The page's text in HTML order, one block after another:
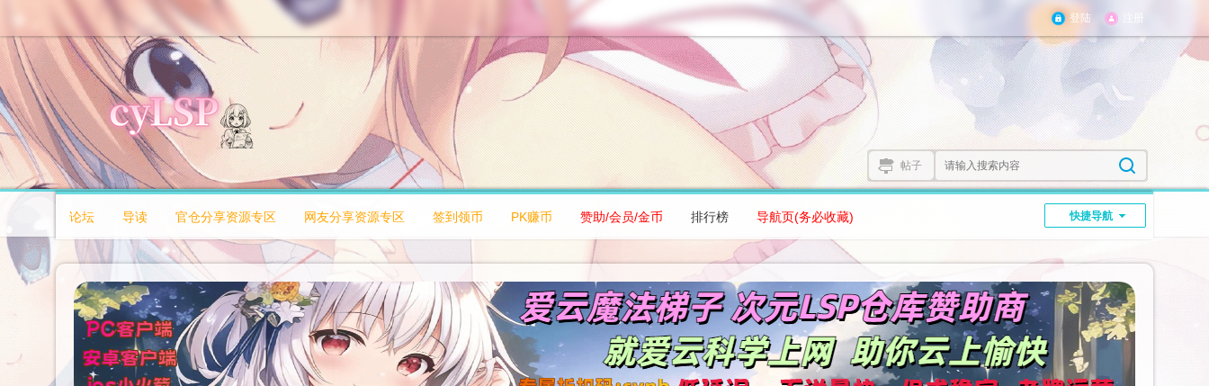
登陆
帖子
快捷导航
论坛 导读 官仓分享资源专区 网友分享资源专区 签到领币 PK赚币 赞助/会员/金币 排行榜 导航页(务必收藏)